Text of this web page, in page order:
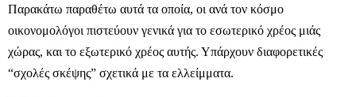
Παρακάτω παραθέτω αυτά τα οποία, οι ανά τον κόσμο
οικονομολόγοι πιστεύουν γενικά για το εσωτερικό χρέος μιάς
χώρας, και το εξωτερικό χρέος αυτής. Υπάρχουν διαφορετικές
“σχολές σκέψης” σχετικά με τα ελλείμματα.